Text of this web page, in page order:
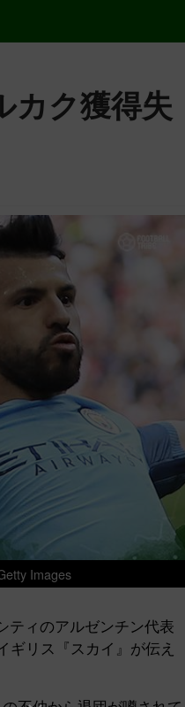
カク獲得失
Images
ティのアルゼンチン代表
リス『スカイ』が伝え